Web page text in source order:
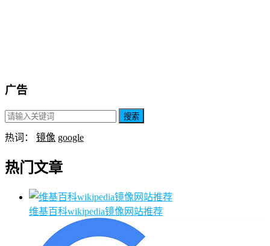
广告
搜索
热词： 镜像 google
热门文章
维基百科wikipedia镜像网站推荐